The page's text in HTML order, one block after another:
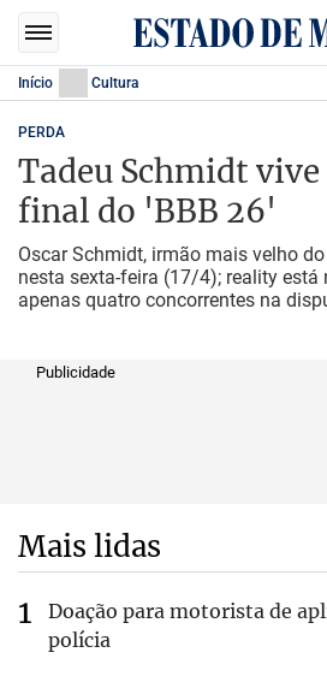
Início Cultura
PERDA
Tadeu Schmidt
final do 'BBB 26'
Oscar Schmidt, irmão mais velho
nesta sexta-feira (17/4); reality está
apenas quatro concorrentes na
Publicidade
Mais lidas
Doação para motorista de
polícia